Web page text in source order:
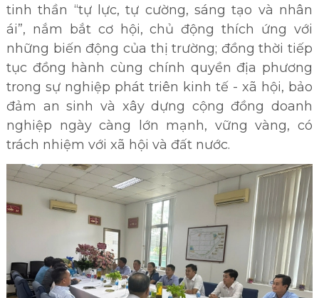
tinh thần “tự lực, tự cường, sáng tạo và nhân
ái”, nắm bắt cơ hội, chủ động thích ứng với
những biến động của thị trường; đồng thời tiếp
tục đồng hành cùng chính quyền địa phương
trong sự nghiệp phát triên kinh tế - xã hội, bảo
đảm an sinh và xây dựng cộng đồng doanh
nghiệp ngày càng lớn mạnh, vững vàng, có
trách nhiệm với xã hội và đất nước.